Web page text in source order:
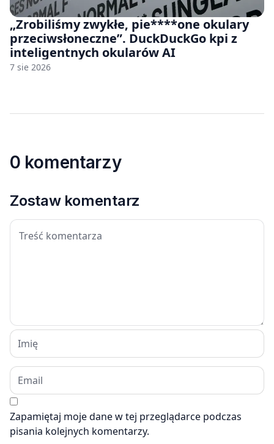
„Zrobiliśmy zwykłe, pie****one okulary
przeciwsłoneczne”. DuckDuckGo kpi z
inteligentnych okularów AI
7 sie 2026
0 komentarzy
Zostaw komentarz
Zapamiętaj moje dane w tej przeglądarce podczas
pisania kolejnych komentarzy.